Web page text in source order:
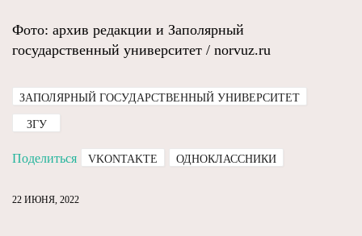
Фото: архив редакции и Заполярный
государственный университет / norvuz.ru
ЗАПОЛЯРНЫЙ ГОСУДАРСТВЕННЫЙ УНИВЕРСИТЕТ
ЗГУ
Поделиться VKONTAKTE ОДНОКЛАССНИКИ
22 ИЮНЯ, 2022